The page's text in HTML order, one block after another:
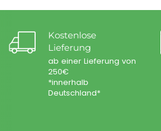
Kostenlose
Lieferung
ab einer Lieferung von
250€
*innerhalb
Deutschland*